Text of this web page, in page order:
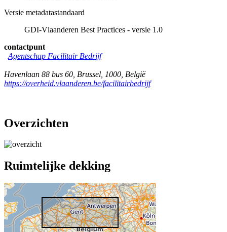
Versie metadatastandaard
GDI-Vlaanderen Best Practices - versie 1.0
contactpunt
Agentschap Facilitair Bedrijf
Havenlaan 88 bus 60 Brussel 1000 België
https://overheid.vlaanderen.be/facilitairbedrijf
Overzichten
Ruimtelijke dekking